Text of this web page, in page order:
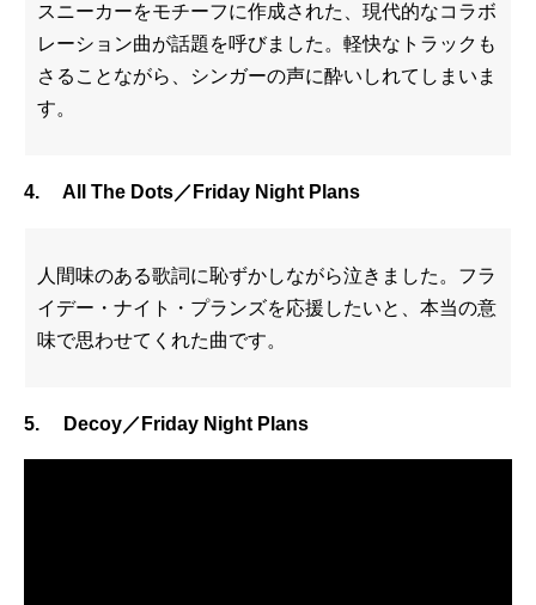
スニーカーをモチーフに作成された、現代的なコラボ
レーション曲が話題を呼びました。軽快なトラックも
さることながら、シンガーの声に酔いしれてしまいま
す。
4. All The Dots／Friday Night Plans
人間味のある歌詞に恥ずかしながら泣きました。フラ
イデー・ナイト・プランズを応援したいと、本当の意
味で思わせてくれた曲です。
5. Decoy／Friday Night Plans